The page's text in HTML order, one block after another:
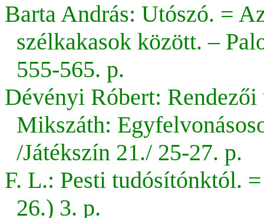
Barta András: Utószó. =
szélkakasok között. –
555-565. p.
Dévényi Róbert:
Mikszáth:
/Játékszín 21./ 25-27. p.
F. L.: Pesti tudósítónktól.
26.) 3. p.